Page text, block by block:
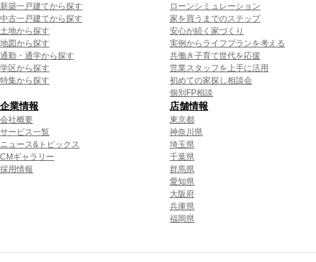
新築一戸建てから探す
中古一戸建てから探す
土地から探す
地図から探す
通勤・通学から探す
学区から探す
特集から探す
ローンシミュレーション
家を買うまでのステップ
安心が続く家づくり
実例からライフプランを考える
共働き子育て世代を応援
営業スタッフを上手に活用
初めての家探し相談会
個別FP相談
企業情報
会社概要
サービス一覧
ニュース&トピックス
CMギャラリー
採用情報
店舗情報
東京都
神奈川県
埼玉県
千葉県
群馬県
愛知県
大阪府
兵庫県
福岡県